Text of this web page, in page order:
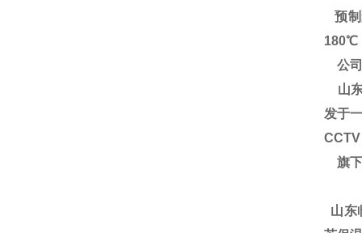
预制
180℃
公
山东
发于
旗下
山东